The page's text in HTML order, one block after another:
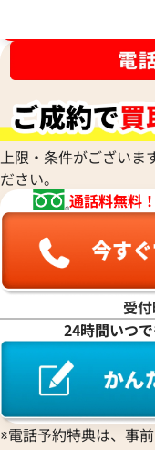
上限・条件がございま
ださい。
通話料無料！
受
24時間いつ
※電話予約特典は、事